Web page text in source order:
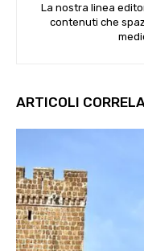
La nostra linea
contenuti che
ARTICOLI